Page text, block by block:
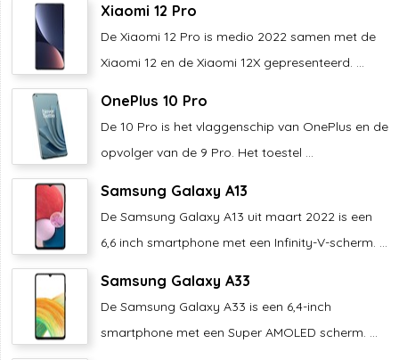
Xiaomi 12 Pro
De Xiaomi 12 Pro is medio 2022 samen met de
Xiaomi 12 en de Xiaomi 12X gepresenteerd. ...
OnePlus 10 Pro
De 10 Pro is het vlaggenschip van OnePlus en de
opvolger van de 9 Pro. Het toestel ...
Samsung Galaxy A13
De Samsung Galaxy A13 uit maart 2022 is een
6,6 inch smartphone met een Infinity-V-scherm. ...
Samsung Galaxy A33
De Samsung Galaxy A33 is een 6,4-inch
smartphone met een Super AMOLED scherm. ...